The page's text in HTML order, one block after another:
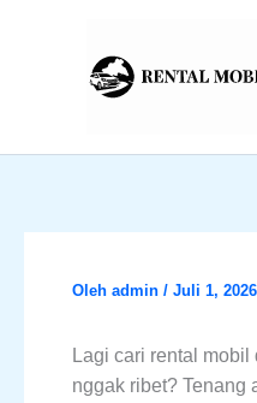
Oleh admin / Juli 1, 2026
Lagi cari rental
nggak ribet? Tenang